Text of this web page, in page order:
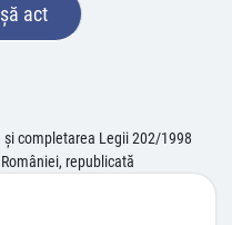
act
completarea Legii 202/1998
republicată